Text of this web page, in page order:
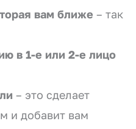
вам ближе – так
в 1-е или 2-е лицо
– это сделает
и добавит вам